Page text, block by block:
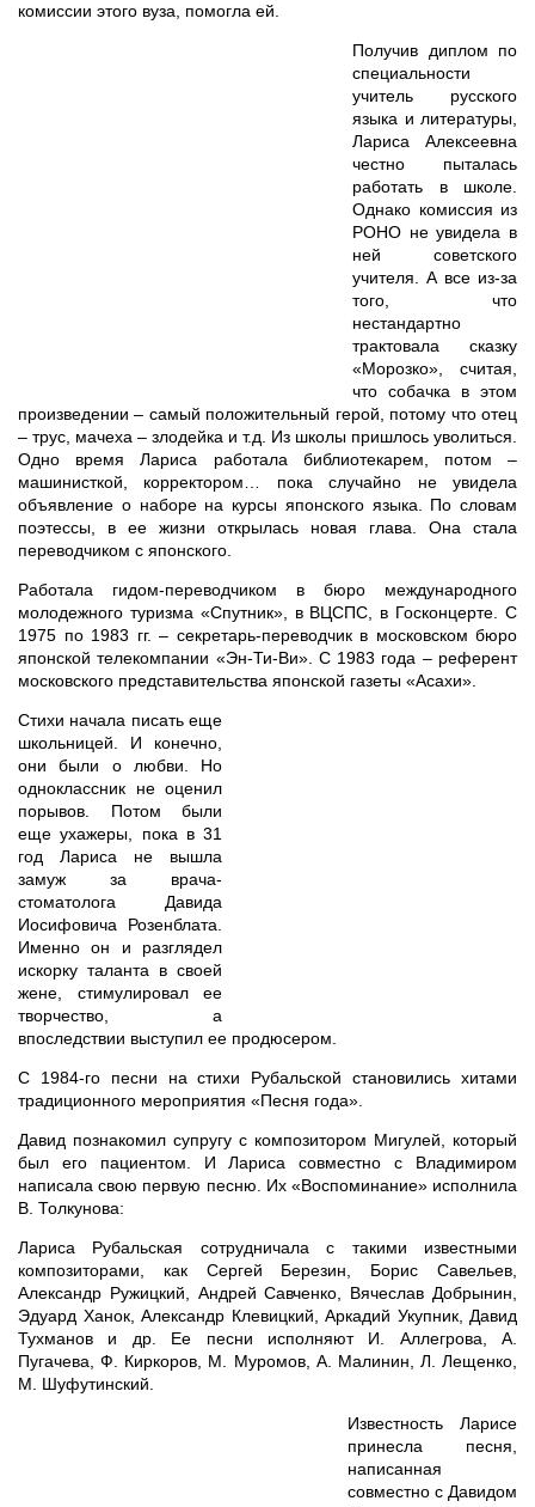
комиссии этого вуза, помогла ей.
Получив диплом по
специальности
учитель русского
языка и литературы,
Лариса Алексеевна
честно пыталась
работать в школе.
Однако комиссия из
РОНО не увидела в
ней советского
учителя. А все из-за
того, что
нестандартно
трактовала сказку
«Морозко», считая,
что собачка в этом
произведении – самый положительный герой, потому что отец
– трус, мачеха – злодейка и т.д. Из школы пришлось уволиться.
Одно время Лариса работала библиотекарем, потом –
машинисткой, корректором… пока случайно не увидела
объявление о наборе на курсы японского языка. По словам
поэтессы, в ее жизни открылась новая глава. Она стала
переводчиком с японского.
Работала гидом-переводчиком в бюро международного
молодежного туризма «Спутник», в ВЦСПС, в Госконцерте. С
1975 по 1983 гг. – секретарь-переводчик в московском бюро
японской телекомпании «Эн-Ти-Ви». С 1983 года – референт
московского представительства японской газеты «Асахи».
Стихи начала писать еще
школьницей. И конечно,
они были о любви. Но
одноклассник не оценил
порывов. Потом были
еще ухажеры, пока в 31
год Лариса не вышла
замуж за врача-
стоматолога Давида
Иосифовича Розенблата.
Именно он и разглядел
искорку таланта в своей
жене, стимулировал ее
творчество, а
впоследствии выступил ее продюсером.
С 1984-го песни на стихи Рубальской становились хитами
традиционного мероприятия «Песня года».
Давид познакомил супругу с композитором Мигулей, который
был его пациентом. И Лариса совместно с Владимиром
написала свою первую песню. Их «Воспоминание» исполнила
В. Толкунова:
Лариса Рубальская сотрудничала с такими известными
композиторами, как Сергей Березин, Борис Савельев,
Александр Ружицкий, Андрей Савченко, Вячеслав Добрынин,
Эдуард Ханок, Александр Клевицкий, Аркадий Укупник, Давид
Тухманов и др. Ее песни исполняют И. Аллегрова, А.
Пугачева, Ф. Киркоров, М. Муромов, А. Малинин, Л. Лещенко,
М. Шуфутинский.
Известность Ларисе
принесла песня,
написанная
совместно с Давидом